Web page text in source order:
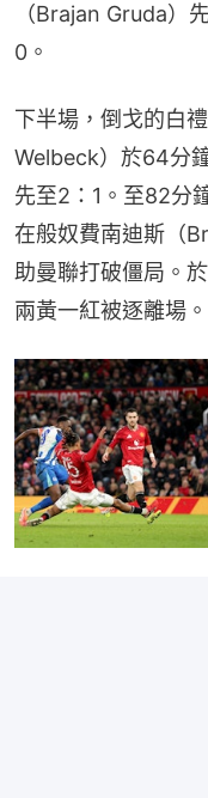
（Brajan Gruda）
0。
下半場，倒戈的白
Welbeck）於64分
先至2：1。至82分
在般奴費南迪斯（
助曼聯打破僵局。
兩黃一紅被逐離場。